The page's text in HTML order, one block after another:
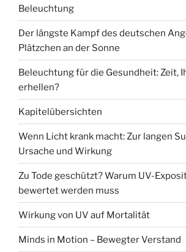
Beleuchtung
Der längste Kampf des deutschen
Plätzchen an der Sonne
Beleuchtung für die Gesundheit: Zeit,
erhellen?
Kapitelübersichten
Wenn Licht krank macht: Zur langen
Ursache und Wirkung
Zu Tode geschützt? Warum UV-
bewertet werden muss
Wirkung von UV auf Mortalität
Minds in Motion – Bewegter Verstand